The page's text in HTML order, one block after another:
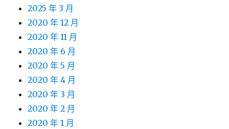
2025 年 3 月
2020 年 12 月
2020 年 11 月
2020 年 6 月
2020 年 5 月
2020 年 4 月
2020 年 3 月
2020 年 2 月
2020 年 1 月